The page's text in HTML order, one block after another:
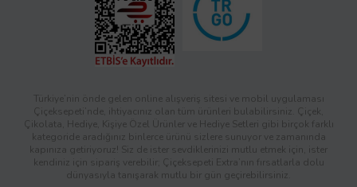
Türkiye’nin önde gelen online alışveriş sitesi ve mobil uygulaması
Çiçeksepeti’nde, ihtiyacınız olan tüm ürünleri bulabilirsiniz. Çiçek,
Çikolata, Hediye, Kişiye Özel Ürünler ve Hediye Setleri gibi birçok farklı
kategoride aradığınız binlerce ürünü sizlere sunuyor ve zamanında
kapınıza getiriyoruz! Siz de ister sevdiklerinizi mutlu etmek için, ister
kendiniz için sipariş verebilir; Çiçeksepeti Extra’nın fırsatlarla dolu
dünyasıyla tanışarak mutlu bir gün geçirebilirsiniz.